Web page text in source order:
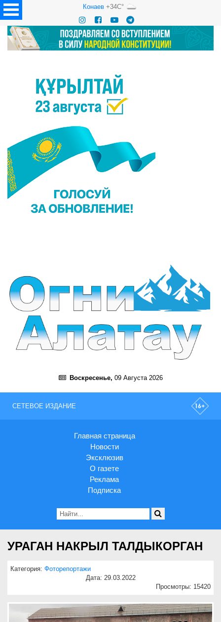
Конаев+34C°
Воскресенье, 09 Августа 2026
СЕТЕВОЕ ИЗДАНИЕ
Главная страница
Новости
Эксклюзив
О газете
Реклама
Подписка
УРАГАН НАКРЫЛ ТАЛДЫКОРГАН
Категория: Фоторепортажи
Дата: 29.03.2022
Просмотры: 15420